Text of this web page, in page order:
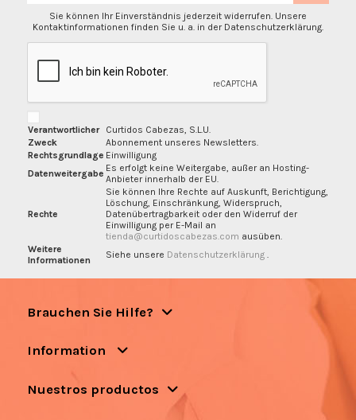
Sie können Ihr Einverständnis jederzeit widerrufen. Unsere
Kontaktinformationen finden Sie u. a. in der Datenschutzerklärung.
Verantwortlicher
Curtidos Cabezas, S.L.U.
Zweck
Abonnement unseres Newsletters.
Rechtsgrundlage Einwilligung
Datenweitergabe Es erfolgt keine Weitergabe, außer an Hosting-
Anbieter innerhalb der EU.
Rechte
Sie können Ihre Rechte auf Auskunft, Berichtigung,
Löschung, Einschränkung, Widerspruch,
Datenübertragbarkeit oder den Widerruf der
Einwilligung per E-Mail an
tienda@curtidoscabezas.com ausüben.
Weitere
Informationen
Siehe unsere Datenschutzerklärung
Brauchen Sie Hilfe?
Information
Nuestros productos